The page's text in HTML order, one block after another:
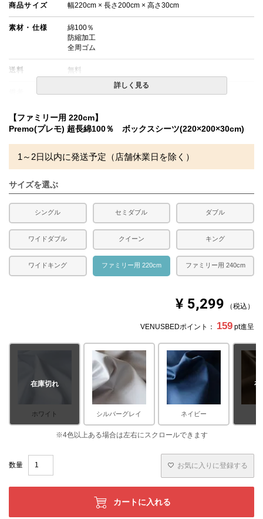
商品サイズ 幅220cm × 長さ200cm × 高さ30cm
素材・仕様
綿100％
防縮加工
全周ゴム
送料 無料
※北海道・沖縄・離島等一部地域へのお届けは別途送料が
発生する場合がございます。また発送予定も変更になる場
※できる限り実際の色を再現するよう心がけております
が、閲覧環境により誤差がでる場合がございますのでご了
承ください。
詳しく見る
【ファミリー用 220cm】
Premo(プレモ) 超長綿100％ ボックスシーツ(220×200×30cm)
1～2日以内に発送予定（店舗休業日を除く）
サイズを選ぶ
シングル セミダブル ダブル
ワイドダブル クイーン キング
ワイドキング ファミリー用 220cm ファミリー用 240cm
¥ 5,299 税込
VENUSBEDポイント： 159 pt進呈
ホワイト
在庫切れ
シルバーグレイ ネイビー
在
お気に入りに登録する
カートに入れる